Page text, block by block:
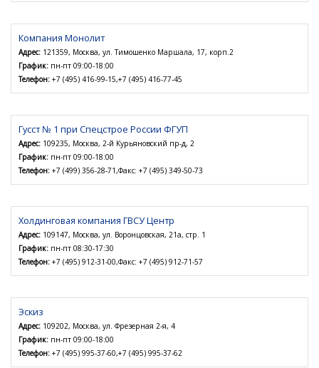
Компания Монолит
Адрес: 121359, Москва, ул. Тимошенко Маршала, 17, корп.2
График: пн-пт 09:00-18:00
Телефон: +7 (495) 416-99-15,+7 (495) 416-77-45
Гусст № 1 при Спецстрое России ФГУП
Адрес: 109235, Москва, 2-й Курьяновский пр-д, 2
График: пн-пт 09:00-18:00
Телефон: +7 (499) 356-28-71,Факс: +7 (495) 349-50-73
Холдинговая компания ГВСУ Центр
Адрес: 109147, Москва, ул. Воронцовская, 21а, стр. 1
График: пн-пт 08:30-17:30
Телефон: +7 (495) 912-31-00,Факс: +7 (495) 912-71-57
Эскиз
Адрес: 109202, Москва, ул. Фрезерная 2-я, 4
График: пн-пт 09:00-18:00
Телефон: +7 (495) 995-37-60,+7 (495) 995-37-62